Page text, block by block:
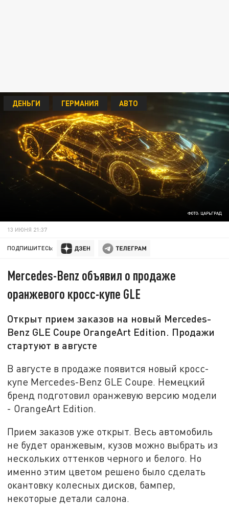
ФОТО: ЦАРЬГРАД
ДЕНЬГИ ГЕРМАНИЯ АВТО
13 ИЮНЯ 21:37
ПОДПИШИТЕСЬ:
Mercedes-Benz объявил о продаже
оранжевого кросс-купе GLE
Открыт прием заказов на новый Mercedes-
Benz GLE Coupe OrangeArt Edition. Продажи
стартуют в августе
В августе в продаже появится новый кросс-
купе Mercedes-Benz GLE Coupe. Немецкий
бренд подготовил оранжевую версию модели
- OrangeArt Edition.
Прием заказов уже открыт. Весь автомобиль
не будет оранжевым, кузов можно выбрать из
нескольких оттенков черного и белого. Но
именно этим цветом решено было сделать
окантовку колесных дисков, бампер,
некоторые детали салона.